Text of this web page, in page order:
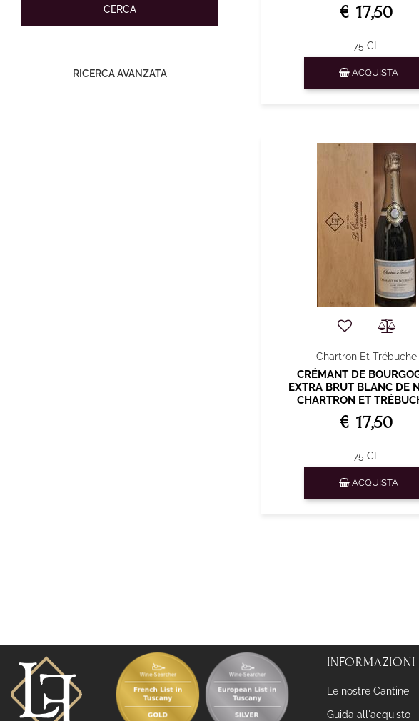
RICERCA AVANZATA
€ 17,50
75 CL
ACQUISTA
Chartron Et Trébuche
CRÉMANT DE
EXTRA BRUT BLANC DE
CHARTRON ET
€ 17,50
75 CL
ACQUISTA
INFORMAZIONI
Le nostre Cantine
Guida all'acquisto